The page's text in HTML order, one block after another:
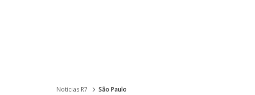
Noticias R7 São Paulo